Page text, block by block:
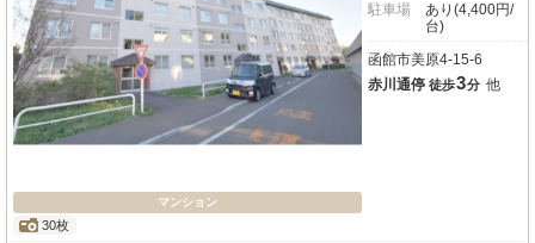
マンション
30枚
駐車場
あり(4,400円/
台)
函館市美原4-15-6
赤川通停 徒歩3分 他